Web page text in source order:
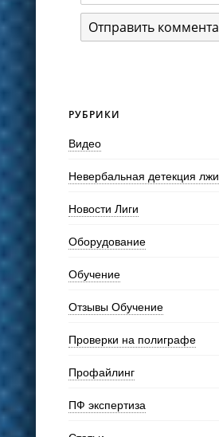
РУБРИКИ
Видео
Невербальная детекция лжи
Новости Лиги
Оборудование
Обучение
Отзывы Обучение
Проверки на полиграфе
Профайлинг
ПФ экспертиза